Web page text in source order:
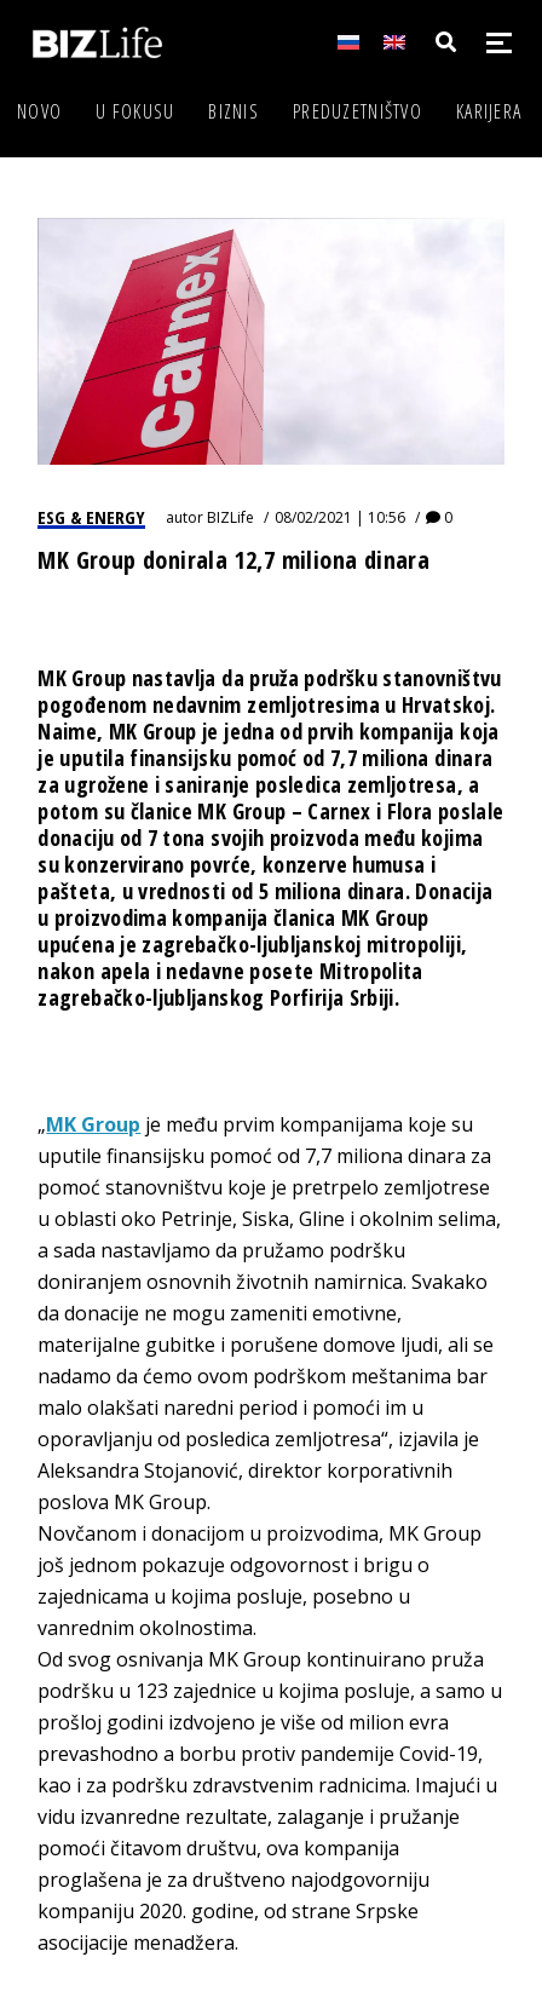
NOVO U FOKUSU BIZNIS PREDUZETNIŠTVO KARIJERA
ESG & ENERGY autorBIZLife 08/02/2021 | 10:56 0
MK Group donirala 12,7 miliona dinara
MK Group nastavlja da pruža podršku stanovništvu
pogođenom nedavnim zemljotresima u Hrvatskoj.
Naime, MK Group je jedna od prvih kompanija koja
je uputila finansijsku pomoć od 7,7 miliona dinara
za ugrožene i saniranje posledica zemljotresa, a
potom su članice MK Group – Carnex i Flora poslale
donaciju od 7 tona svojih proizvoda među kojima
su konzervirano povrće, konzerve humusa i
pašteta, u vrednosti od 5 miliona dinara. Donacija
u proizvodima kompanija članica MK Group
upućena je zagrebačko-ljubljanskoj mitropoliji,
nakon apela i nedavne posete Mitropolita
zagrebačko-ljubljanskog Porfirija Srbiji.
„MK Group je među prvim kompanijama koje su
uputile finansijsku pomoć od 7,7 miliona dinara za
pomoć stanovništvu koje je pretrpelo zemljotrese
u oblasti oko Petrinje, Siska, Gline i okolnim selima,
a sada nastavljamo da pružamo podršku
doniranjem osnovnih životnih namirnica. Svakako
da donacije ne mogu zameniti emotivne,
materijalne gubitke i porušene domove ljudi, ali se
nadamo da ćemo ovom podrškom meštanima bar
malo olakšati naredni period i pomoći im u
oporavljanju od posledica zemljotresa“, izjavila je
Aleksandra Stojanović, direktor korporativnih
poslova MK Group.
Novčanom i donacijom u proizvodima, MK Group
još jednom pokazuje odgovornost i brigu o
zajednicama u kojima posluje, posebno u
vanrednim okolnostima.
Od svog osnivanja MK Group kontinuirano pruža
podršku u 123 zajednice u kojima posluje, a samo u
prošloj godini izdvojeno je više od milion evra
prevashodno a borbu protiv pandemije Covid-19,
kao i za podršku zdravstvenim radnicima. Imajući u
vidu izvanredne rezultate, zalaganje i pružanje
pomoći čitavom društvu, ova kompanija
proglašena je za društveno najodgovorniju
kompaniju 2020. godine, od strane Srpske
asocijacije menadžera.